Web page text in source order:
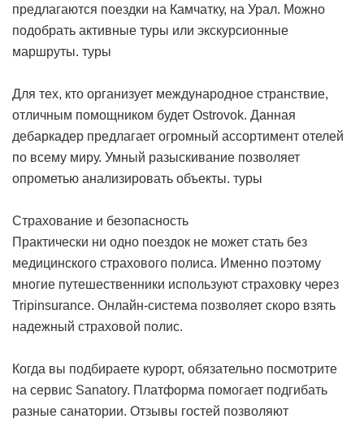
предлагаются поездки на Камчатку, на Урал. Можно
подобрать активные туры или экскурсионные
маршруты. туры
Для тех, кто организует международное странствие,
отличным помощником будет Ostrovok. Данная
дебаркадер предлагает огромный ассортимент отелей
по всему миру. Умный разыскивание позволяет
опрометью анализировать объекты. туры
Страхование и безопасность
Практически ни одно поездок не может стать без
медицинского страхового полиса. Именно поэтому
многие путешественники используют страховку через
Tripinsurance. Онлайн-система позволяет скоро взять
надежный страховой полис.
Когда вы подбираете курорт, обязательно посмотрите
на сервис Sanatory. Платформа помогает подгибать
разные санатории. Отзывы гостей позволяют